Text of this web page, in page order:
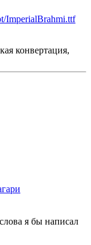
ImperialBrahmi.ttf
конвертация,
я бы написал